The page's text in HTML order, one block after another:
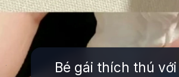
Bé gái thích thú